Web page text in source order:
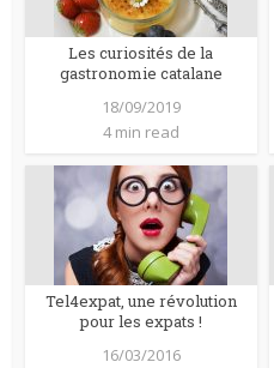
Les curiosités de la
gastronomie catalane
18/09/2019
4 min read
Tel4expat, une révolution
pour les expats !
16/03/2016